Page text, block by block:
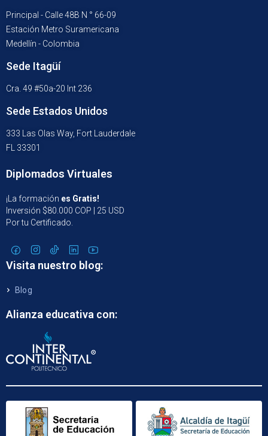
Principal - Calle 48B N ° 66-09
Estación Metro Suramericana
Medellín - Colombia
Sede Itagüí
Cra. 49 #50a-20 Int 236
Sede Estados Unidos
333 Las Olas Way, Fort Lauderdale
FL 33301
Diplomados Virtuales
¡La formación es Gratis!
Inversión $80.000 COP | 25 USD
Por tu Certificado.
Visita nuestro blog:
Blog
Alianza educativa con: